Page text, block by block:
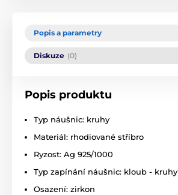
Popis a parametry
Diskuze (0)
Popis produktu
Typ náušnic: kruhy
Materiál: rhodiované stříbro
Ryzost: Ag 925/1000
Typ zapínání náušnic: kloub - kruhy
Osazení: zirkon